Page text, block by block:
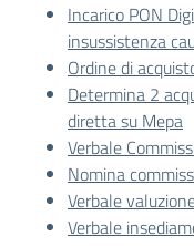
Incarico PON
insussistenza
Ordine di
Determina 2
diretta su Mepa
Verbale
Nomina
Verbale
Verbale